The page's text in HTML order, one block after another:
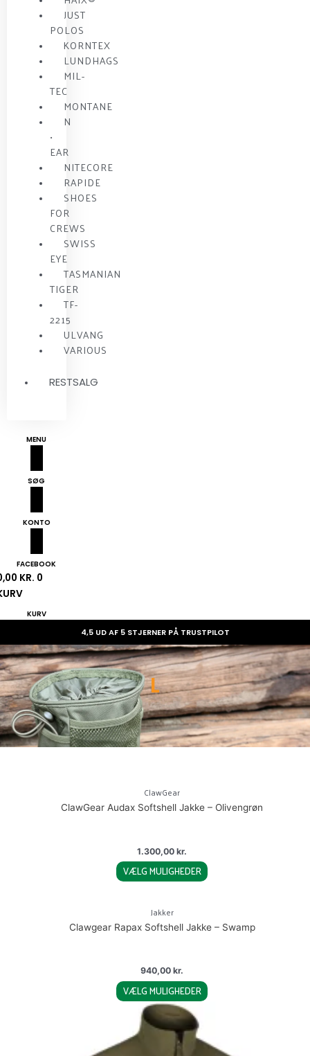
JUST
POLOS
KORNTEX
LUNDHAGS
MIL-
TEC
MONTANE
N
•
EAR
NITECORE
RAPIDE
SHOES
FOR
CREWS
SWISS
EYE
TASMANIAN
TIGER
TF-
2215
ULVANG
VARIOUS
RESTSALG
MENU
SØG
KONTO
FACEBOOK
KR. 0
KURV
4,5 UD AF 5 STJERNER PÅ TRUSTPILOT
L
ClawGear
ClawGear Audax Softshell Jakke – Olivengrøn
1.300,00 kr.
VÆLG MULIGHEDER
multiple
may
Jakker
Clawgear Rapax Softshell Jakke – Swamp
940,00 kr.
VÆLG MULIGHEDER
multiple
may
on
multiple